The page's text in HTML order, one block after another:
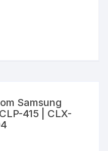
Samsung
415 | CLX-